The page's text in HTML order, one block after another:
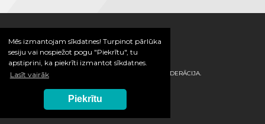
Mēs izmantojam sīkdatnes! Turpinot pārlūka
sesiju vai nospiežot pogu "Piekrītu", tu
apstiprini, ka piekrīti izmantot sīkdatnes.
Lasīt vairāk
Piekrītu
© 2026 / LATVIJAS HANDBOLA FEDERĀCIJA.